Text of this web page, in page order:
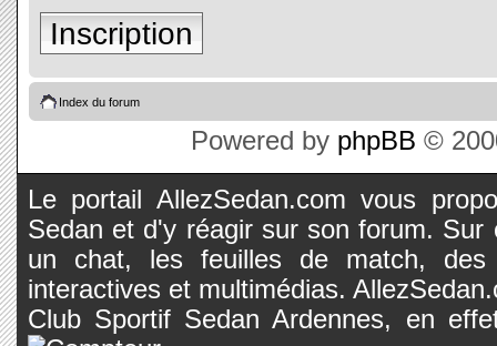
Inscription
Index du forum
Powered by phpBB ©
Le portail AllezSedan.com vous
Sedan et d'y réagir sur son forum.
un chat, les feuilles de match, des
interactives et multimédias.
Club Sportif Sedan Ardennes, en